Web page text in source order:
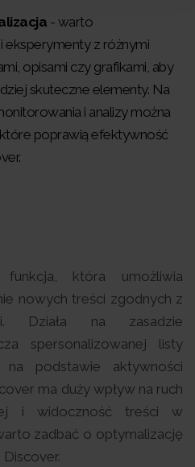
- warto
eksperymenty z różnymi
opisami czy grafikami, aby
skuteczne elementy. Na
i analizy można
poprawią efektywność
która umożliwia
nowych treści zgodnych z
Działa na zasadzie
spersonalizowanej listy
podstawie aktywności
ma duży wpływ na ruch
i widoczność treści w
zadbać o optymalizację